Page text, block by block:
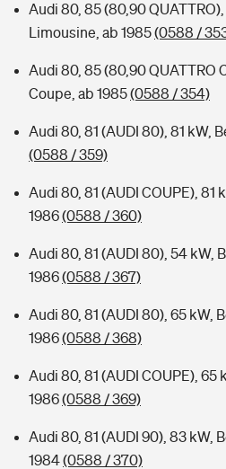
Audi 80, 85 (80,90 QUATTRO),
Limousine, ab 1985(0588 /
Audi 80, 85 (80,90 QUATTRO
Coupe, ab 1985(0588 / 354)
Audi 80, 81 (AUDI 80), 81 kW,
(0588 / 359)
Audi 80, 81 (AUDI COUPE), 81
1986(0588 / 360)
Audi 80, 81 (AUDI 80), 54 kW,
1986(0588 / 367)
Audi 80, 81 (AUDI 80), 65 kW,
1986(0588 / 368)
Audi 80, 81 (AUDI COUPE), 65
1986(0588 / 369)
Audi 80, 81 (AUDI 90), 83 kW,
1984(0588 / 370)